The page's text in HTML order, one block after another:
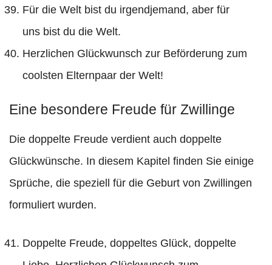
Für die Welt bist du irgendjemand, aber für
uns bist du die Welt.
Herzlichen Glückwunsch zur Beförderung zum
coolsten Elternpaar der Welt!
Eine besondere Freude für Zwillinge
Die doppelte Freude verdient auch doppelte
Glückwünsche. In diesem Kapitel finden Sie einige
Sprüche, die speziell für die Geburt von Zwillingen
formuliert wurden.
Doppelte Freude, doppeltes Glück, doppelte